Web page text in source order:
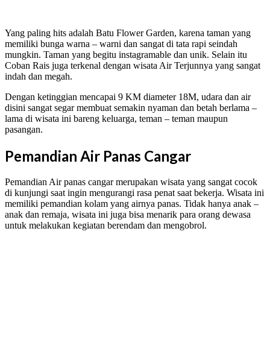
Yang paling hits adalah Batu Flower Garden, karena taman yang
memiliki bunga warna – warni dan sangat di tata rapi seindah
mungkin. Taman yang begitu instagramable dan unik. Selain itu
Coban Rais juga terkenal dengan wisata Air Terjunnya yang sangat
indah dan megah.
Dengan ketinggian mencapai 9 KM diameter 18M, udara dan air
disini sangat segar membuat semakin nyaman dan betah berlama –
lama di wisata ini bareng keluarga, teman – teman maupun
pasangan.
Pemandian Air Panas Cangar
Pemandian Air panas cangar merupakan wisata yang sangat cocok
di kunjungi saat ingin mengurangi rasa penat saat bekerja. Wisata ini
memiliki pemandian kolam yang airnya panas. Tidak hanya anak –
anak dan remaja, wisata ini juga bisa menarik para orang dewasa
untuk melakukan kegiatan berendam dan mengobrol.